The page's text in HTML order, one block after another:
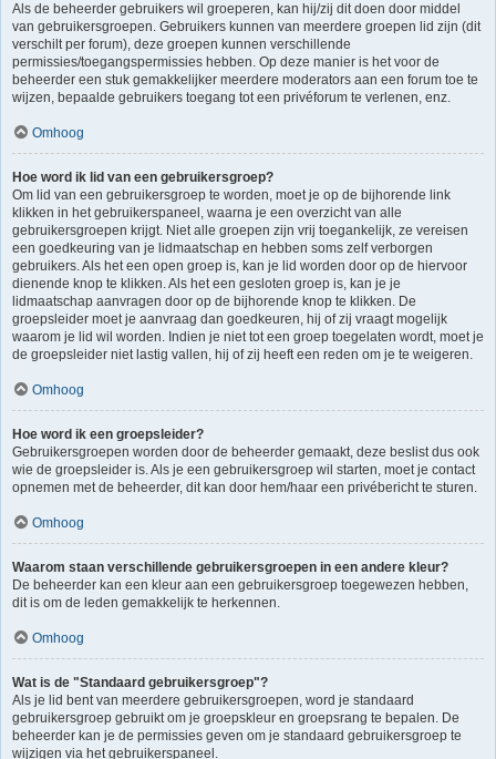
Als de beheerder gebruikers wil groeperen, kan hij/zij dit doen door middel
van gebruikersgroepen. Gebruikers kunnen van meerdere groepen lid zijn (dit
verschilt per forum), deze groepen kunnen verschillende
permissies/toegangspermissies hebben. Op deze manier is het voor de
beheerder een stuk gemakkelijker meerdere moderators aan een forum toe te
wijzen, bepaalde gebruikers toegang tot een privéforum te verlenen, enz.
Omhoog
Hoe word ik lid van een gebruikersgroep?
Om lid van een gebruikersgroep te worden, moet je op de bijhorende link
klikken in het gebruikerspaneel, waarna je een overzicht van alle
gebruikersgroepen krijgt. Niet alle groepen zijn vrij toegankelijk, ze vereisen
een goedkeuring van je lidmaatschap en hebben soms zelf verborgen
gebruikers. Als het een open groep is, kan je lid worden door op de hiervoor
dienende knop te klikken. Als het een gesloten groep is, kan je je
lidmaatschap aanvragen door op de bijhorende knop te klikken. De
groepsleider moet je aanvraag dan goedkeuren, hij of zij vraagt mogelijk
waarom je lid wil worden. Indien je niet tot een groep toegelaten wordt, moet je
de groepsleider niet lastig vallen, hij of zij heeft een reden om je te weigeren.
Omhoog
Hoe word ik een groepsleider?
Gebruikersgroepen worden door de beheerder gemaakt, deze beslist dus ook
wie de groepsleider is. Als je een gebruikersgroep wil starten, moet je contact
opnemen met de beheerder, dit kan door hem/haar een privébericht te sturen.
Omhoog
Waarom staan verschillende gebruikersgroepen in een andere kleur?
De beheerder kan een kleur aan een gebruikersgroep toegewezen hebben,
dit is om de leden gemakkelijk te herkennen.
Omhoog
Wat is de "Standaard gebruikersgroep"?
Als je lid bent van meerdere gebruikersgroepen, word je standaard
gebruikersgroep gebruikt om je groepskleur en groepsrang te bepalen. De
beheerder kan je de permissies geven om je standaard gebruikersgroep te
wijzigen via het gebruikerspaneel.